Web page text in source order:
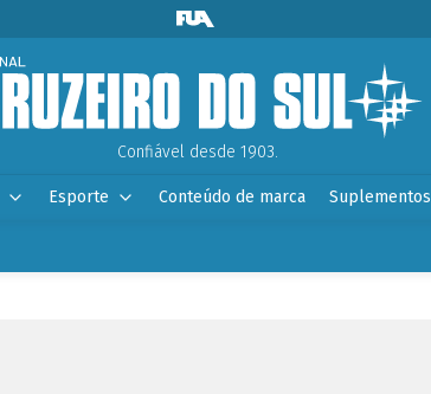
Confiável desde 1903.
Esporte Conteúdo de marca Suplementos